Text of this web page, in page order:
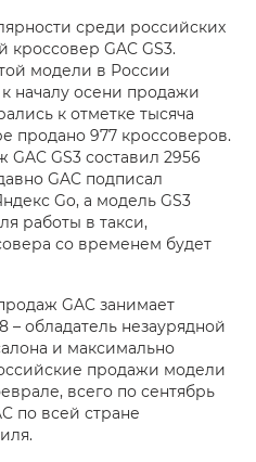
среди российских
GAC GS3.
модели в России
началу осени продажи
к отметке тысяча
продано 977 кроссоверов.
GS3 составил 2956
GAC подписал
Go, а модель GS3
работы в такси,
со временем будет
GAC занимает
обладатель незаурядной
и максимально
продажи модели
всего по сентябрь
по всей стране